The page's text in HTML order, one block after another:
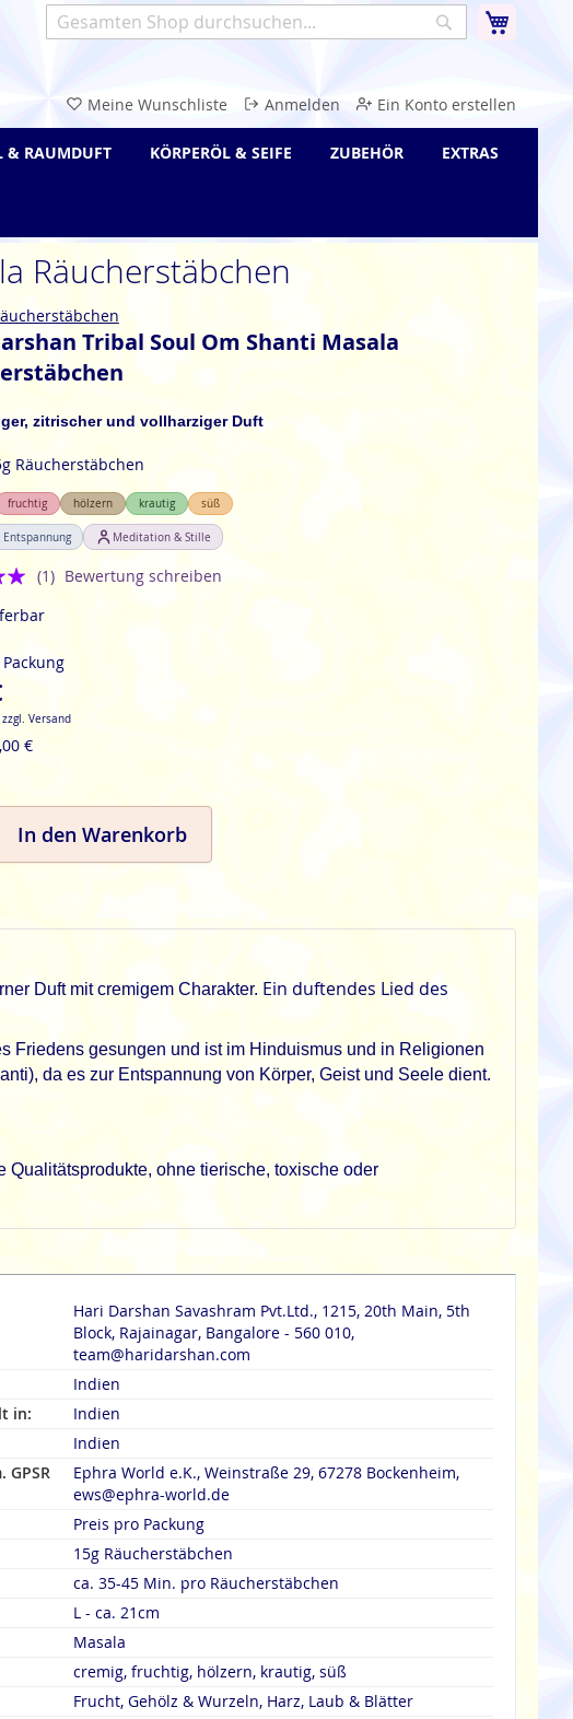
Suche
Meine Wunschliste Anmelden Ein Konto erstellen
Räucherstäbchen
Tribal Soul Om Shanti Masala
zitrischer und vollharziger Duft
Räucherstäbchen
fruchtig hölzern krautig süß
Entspannung Meditation & Stille
(1) Bewertung schreiben
Versand
€
In den Warenkorb
Duft mit cremigem Charakter. Ein duftendes Lied des
Friedens gesungen und ist im Hinduismus und in Religionen
da es zur Entspannung von Körper, Geist und Seele dient.
ohne tierische, toxische oder
Hari Darshan Savashram Pvt.Ltd., 1215, 20th Main, 5th
Block, Rajainagar, Bangalore - 560 010,
team@haridarshan.com
Indien
in:
Indien
Indien
Ephra World e.K., Weinstraße 29, 67278 Bockenheim,
ews@ephra-world.de
Preis pro Packung
15g Räucherstäbchen
ca. 35-45 Min. pro Räucherstäbchen
L - ca. 21cm
Masala
cremig, fruchtig, hölzern, krautig, süß
Frucht, Gehölz & Wurzeln, Harz, Laub & Blätter
& RAUMDUFT KÖRPERÖL & SEIFE ZUBEHÖR EXTRAS